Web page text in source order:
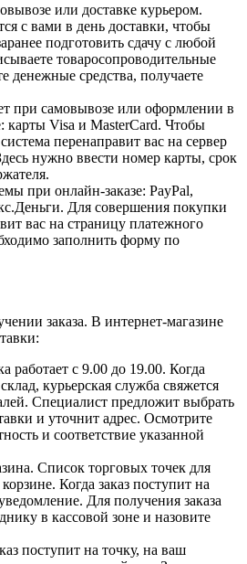
или доставке курьером.
с вами в день доставки, чтобы
подготовить сдачу с любой
товаросопроводительные
денежные средства, получаете
при самовывозе или оформлении в
карты Visa и MasterCard. Чтобы
перенаправит вас на сервер
нужно ввести номер карты, срок
при онлайн-заказе: PayPal,
Для совершения покупки
вас на страницу платежного
заполнить форму по
заказа. В интернет-магазине
работает с 9.00 до 19.00. Когда
курьерская служба свяжется
Специалист предложит выбрать
и уточнит адрес. Осмотрите
и соответствие указанной
Список торговых точек для
Когда заказ поступит на
Для получения заказа
в кассовой зоне и назовите
поступит на точку, на ваш